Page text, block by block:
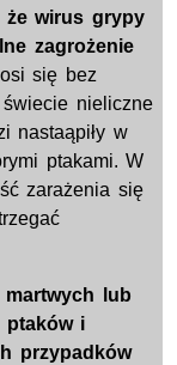
że wirus grypy
zagrożenie
się bez
nieliczne
nastaąpiły w
ptakami. W
zarażenia się
lub
ptaków i
przypadków